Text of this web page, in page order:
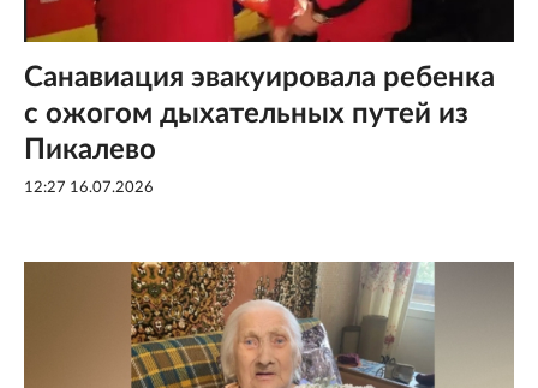
Санавиация эвакуировала ребенка
с ожогом дыхательных путей из
Пикалево
12:27 16.07.2026